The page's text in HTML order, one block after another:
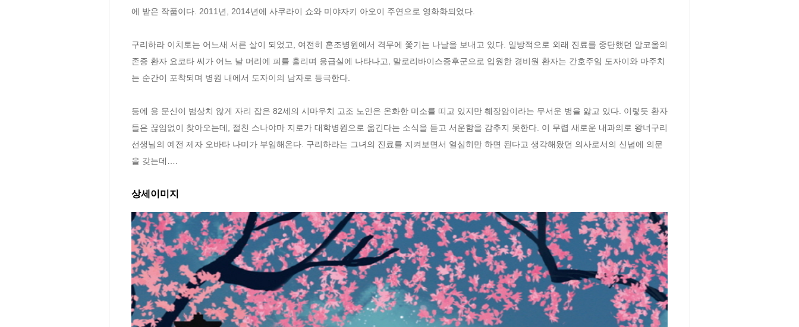
에 받은 작품이다. 2011년, 2014년에 사쿠라이 쇼와 미야자키 아오이 주연으로 영화화되었다.
구리하라 이치토는 어느새 서른 살이 되었고, 여전히 혼조병원에서 격무에 쫓기는 나날을 보내고 있다. 일방적으로 외래 진료를 중단했던 알코올의
존증 환자 요코타 씨가 어느 날 머리에 피를 흘리며 응급실에 나타나고, 말로리바이스증후군으로 입원한 경비원 환자는 간호주임 도자이와 마주치
는 순간이 포착되며 병원 내에서 도자이의 남자로 등극한다.
등에 용 문신이 범상치 않게 자리 잡은 82세의 시마우치 고조 노인은 온화한 미소를 띠고 있지만 췌장암이라는 무서운 병을 앓고 있다. 이렇듯 환자
들은 끊임없이 찾아오는데, 절친 스나야마 지로가 대학병원으로 옮긴다는 소식을 듣고 서운함을 감추지 못한다. 이 무렵 새로운 내과의로 왕너구리
선생님의 예전 제자 오바타 나미가 부임해온다. 구리하라는 그녀의 진료를 지켜보면서 열심히만 하면 된다고 생각해왔던 의사로서의 신념에 의문
을 갖는데….
상세이미지